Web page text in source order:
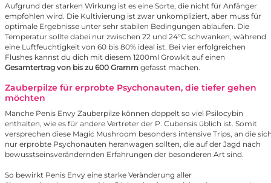
Aufgrund der starken Wirkung ist es eine Sorte, die nicht für Anfänger
empfohlen wird. Die Kultivierung ist zwar unkompliziert, aber muss für
optimale Ergebnisse unter sehr stabilen Bedingungen ablaufen. Die
Temperatur sollte dabei nur zwischen 22 und 24°C schwanken, während
eine Luftfeuchtigkeit von 60 bis 80% ideal ist. Bei vier erfolgreichen
Flushes kannst du dich mit diesem 1200ml Growkit auf einen
Gesamtertrag von bis zu 600 Gramm gefasst machen.
Zauberpilze für erprobte Psychonauten, die tiefer gehen
möchten
Manche Penis Envy Zauberpilze können doppelt so viel Psilocybin
enthalten, wie es für andere Vertreter der P. Cubensis üblich ist. Somit
versprechen diese Magic Mushroom besonders intensive Trips, an die
nur erprobte Psychonauten heranwagen sollten, die auf der Jagd nach
bewusstseinsverändernden Erfahrungen der besonderen Art sind.
So bewirkt Penis Envy eine starke Veränderung aller